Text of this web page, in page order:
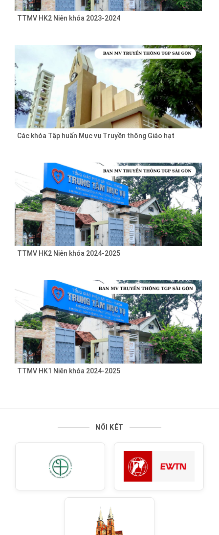
TTMV HK2 Niên khóa 2023-2024
Các khóa Tập huấn Mục vụ Truyền thông Giáo hạt
TTMV HK2 Niên khóa 2024-2025
TTMV HK1 Niên khóa 2024-2025
NỐI KẾT